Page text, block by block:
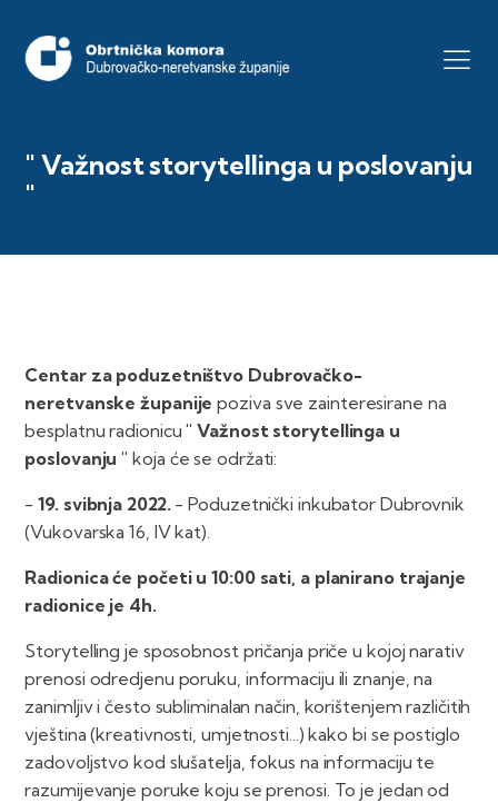
" Važnost storytellinga u poslovanju
"
Centar za poduzetništvo Dubrovačko-
neretvanske županije poziva sve zainteresirane na
besplatnu radionicu" Važnost storytellinga u
poslovanju " koja će se održati:
-19. svibnja 2022. - Poduzetnički inkubator Dubrovnik
(Vukovarska 16, IV kat).
Radionica će početi u 10:00 sati, a planirano trajanje
radionice je 4h.
Storytelling je sposobnost pričanja priče u kojoj narativ
prenosi odredjenu poruku, informaciju ili znanje, na
zanimljiv i često subliminalan način, korištenjem različitih
vještina (kreativnosti, umjetnosti...) kako bi se postiglo
zadovoljstvo kod slušatelja, fokus na informaciju te
razumijevanje poruke koju se prenosi. To je jedan od